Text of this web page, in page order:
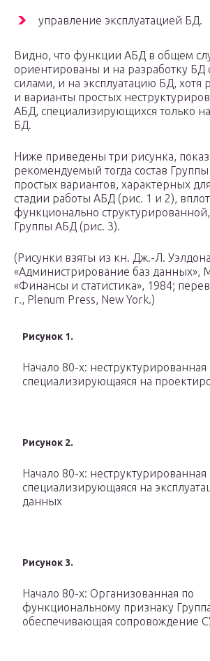
управление эксплуатацией БД.
Видно, что функции АБД в общем
ориентированы и на разработку БД
силами, и на эксплуатацию БД, хотя
и варианты простых
АБД, специализирующихся только
БД.
Ниже приведены три рисунка,
рекомендуемый тогда состав
простых вариантов, характерных
стадии работы АБД (рис. 1 и 2),
функционально
Группы АБД (рис. 3).
(Рисунки взяты из кн. Дж.-Л. Уэлдона
«Администрирование баз данных»,
«Финансы и статистика», 1984;
г., Plenum Press, New York.)
Рисунок 1.
Начало 80-х:
специализирующаяся на
Рисунок 2.
Начало 80-х:
специализирующаяся на
данных
Рисунок 3.
Начало 80-х: Организованная по
функциональному признаку
обеспечивающая сопровождение